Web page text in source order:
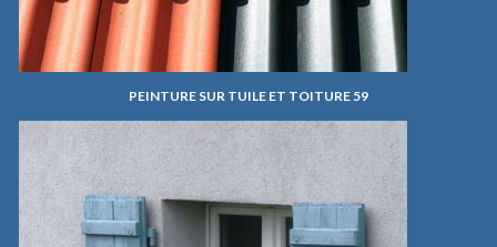
PEINTURE SUR TUILE ET TOITURE 59